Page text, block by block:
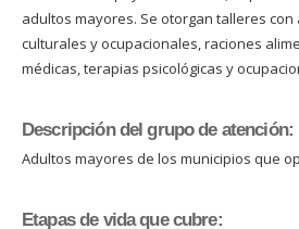
adultos mayores. Se otorgan talleres con
culturales y ocupacionales, raciones
médicas, terapias psicológicas y
Descripción del grupo de atención:
Adultos mayores de los municipios que
Etapas de vida que cubre: